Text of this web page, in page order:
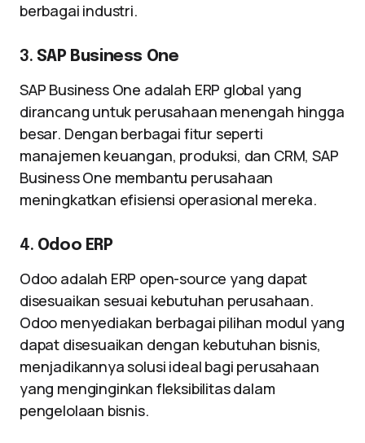
berbagai industri.
3. SAP Business One
SAP Business One adalah ERP global yang
dirancang untuk perusahaan menengah hingga
besar. Dengan berbagai fitur seperti
manajemen keuangan, produksi, dan CRM, SAP
Business One membantu perusahaan
meningkatkan efisiensi operasional mereka.
4. Odoo ERP
Odoo adalah ERP open-source yang dapat
disesuaikan sesuai kebutuhan perusahaan.
Odoo menyediakan berbagai pilihan modul yang
dapat disesuaikan dengan kebutuhan bisnis,
menjadikannya solusi ideal bagi perusahaan
yang menginginkan fleksibilitas dalam
pengelolaan bisnis.